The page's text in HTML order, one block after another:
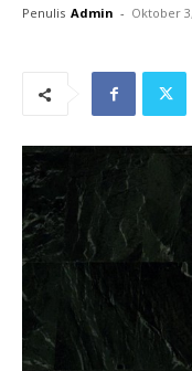
Penulis Admin - Oktober